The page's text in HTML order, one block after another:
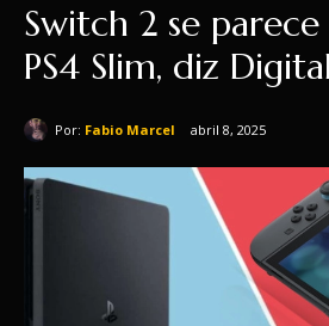
Switch 2 se
PS4 Slim, diz
Por: Fabio Marcel abril 8, 2025